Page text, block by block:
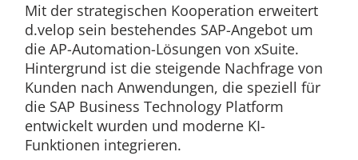
Mit der strategischen Kooperation erweitert
d.velop sein bestehendes SAP-Angebot um
die AP-Automation-Lösungen von xSuite.
Hintergrund ist die steigende Nachfrage von
Kunden nach Anwendungen, die speziell für
die SAP Business Technology Platform
entwickelt wurden und moderne KI-
Funktionen integrieren.